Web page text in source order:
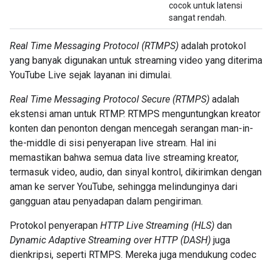
cocok untuk latensi
sangat rendah.
Real Time Messaging Protocol (RTMPS) adalah protokol
yang banyak digunakan untuk streaming video yang diterima
YouTube Live sejak layanan ini dimulai.
Real Time Messaging Protocol Secure (RTMPS) adalah
ekstensi aman untuk RTMP. RTMPS menguntungkan kreator
konten dan penonton dengan mencegah serangan man-in-
the-middle di sisi penyerapan live stream. Hal ini
memastikan bahwa semua data live streaming kreator,
termasuk video, audio, dan sinyal kontrol, dikirimkan dengan
aman ke server YouTube, sehingga melindunginya dari
gangguan atau penyadapan dalam pengiriman.
Protokol penyerapan HTTP Live Streaming (HLS) dan
Dynamic Adaptive Streaming over HTTP (DASH) juga
dienkripsi, seperti RTMPS. Mereka juga mendukung codec